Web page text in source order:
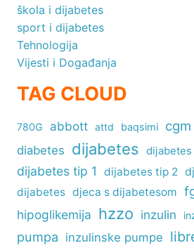
škola i dijabetes
sport i dijabetes
Tehnologija
Vijesti i Događanja
TAG CLOUD
780G abbott attd baqsimi cgm
diabetes dijabetes
dijabetes tip 1 dijabetes tip 2
dijabetes djeca s dijabetesom
hipoglikemija hzzo inzulin
pumpa inzulinske pumpe